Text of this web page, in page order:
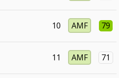
10 AMF 79
11 AMF 71